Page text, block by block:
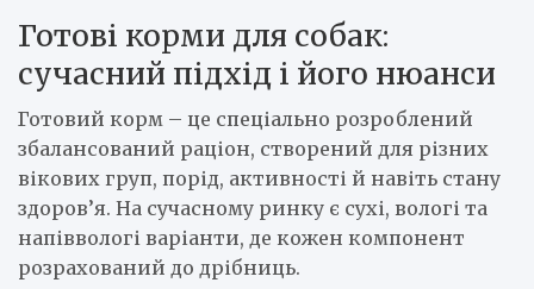
Готові корми для собак:
сучасний підхід і його нюанси
Готовий корм – це спеціально розроблений
збалансований раціон, створений для різних
вікових груп, порід, активності й навіть стану
здоров’я. На сучасному ринку є сухі, вологі та
напіввологі варіанти, де кожен компонент
розрахований до дрібниць.